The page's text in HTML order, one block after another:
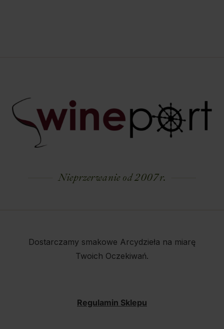
Nieprzerwanie od 2007 r.
Dostarczamy smakowe Arcydzieła na miarę
Twoich Oczekiwań.
Regulamin Sklepu